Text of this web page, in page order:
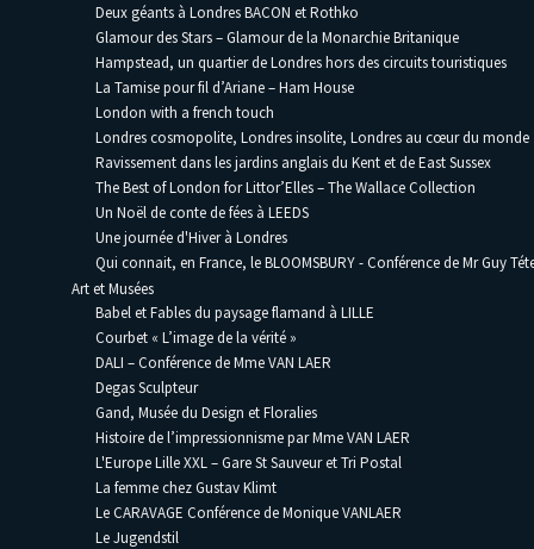
Deux géants à Londres BACON et Rothko
Glamour des Stars – Glamour de la Monarchie Britanique
Hampstead, un quartier de Londres hors des circuits touristiques
La Tamise pour fil d’Ariane – Ham House
London with a french touch
Londres cosmopolite, Londres insolite, Londres au cœur du monde
Ravissement dans les jardins anglais du Kent et de East Sussex
The Best of London for Littor’Elles – The Wallace Collection
Un Noël de conte de fées à LEEDS
Une journée d'Hiver à Londres
Qui connait, en France, le BLOOMSBURY - Conférence de Mr Guy
Art et Musées
Babel et Fables du paysage flamand à LILLE
Courbet « L’image de la vérité »
DALI – Conférence de Mme VAN LAER
Degas Sculpteur
Gand, Musée du Design et Floralies
Histoire de l’impressionnisme par Mme VAN LAER
L'Europe Lille XXL – Gare St Sauveur et Tri Postal
La femme chez Gustav Klimt
Le CARAVAGE Conférence de Monique VANLAER
Le Jugendstil